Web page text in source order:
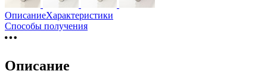
ОписаниеХарактеристики
Способы получения
Описание